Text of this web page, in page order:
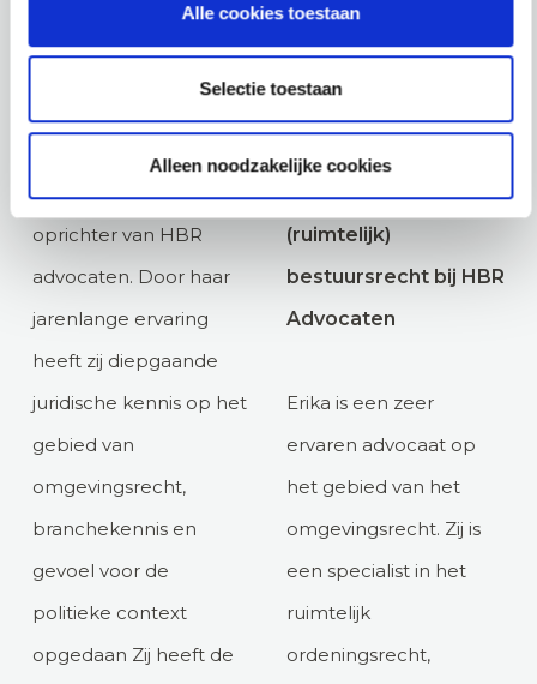
Alle cookies toestaan
Selectie toestaan
Alleen noodzakelijke cookies
Haakmeester
Janike is mede-
oprichter van HBR
advocaten. Door haar
jarenlange ervaring
heeft zij diepgaande
juridische kennis op het
gebied van
omgevingsrecht,
branchekennis en
gevoel voor de
politieke context
opgedaan Zij heeft de
(Erika) Samuels
Brusse-van der
omgevingsrecht en
(ruimtelijk)
bestuursrecht bij HBR
Advocaten
Erika is een zeer
ervaren advocaat op
het gebied van het
omgevingsrecht. Zij is
een specialist in het
ruimtelijk
ordeningsrecht,